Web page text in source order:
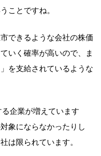
ことですね。
できるような会社の株価
いく確率が高いので、ま
を支給されているような
企業が増えています
象にならなかったりし
は限られています。